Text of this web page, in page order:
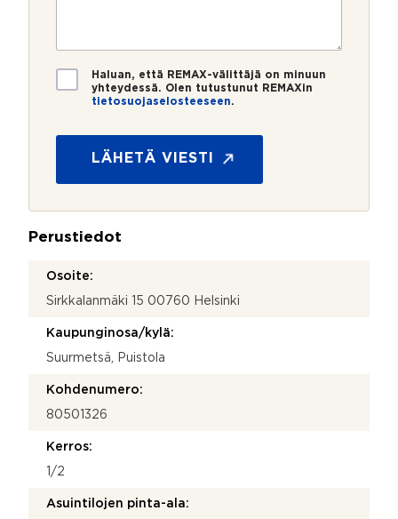
o
*
i
*
T
i
o
*
Haluan, että REMAX-välittäjä on minuun
yhteydessä. Olen tutustunut REMAXin
tietosuojaselosteeseen.
LÄHETÄ VIESTI
Perustiedot
Osoite:
Sirkkalanmäki 15 00760 Helsinki
Kaupunginosa/kylä:
Suurmetsä, Puistola
Kohdenumero:
80501326
Kerros:
1/2
Asuintilojen pinta-ala: